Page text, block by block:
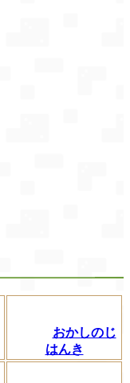
おかしのじ
はんき